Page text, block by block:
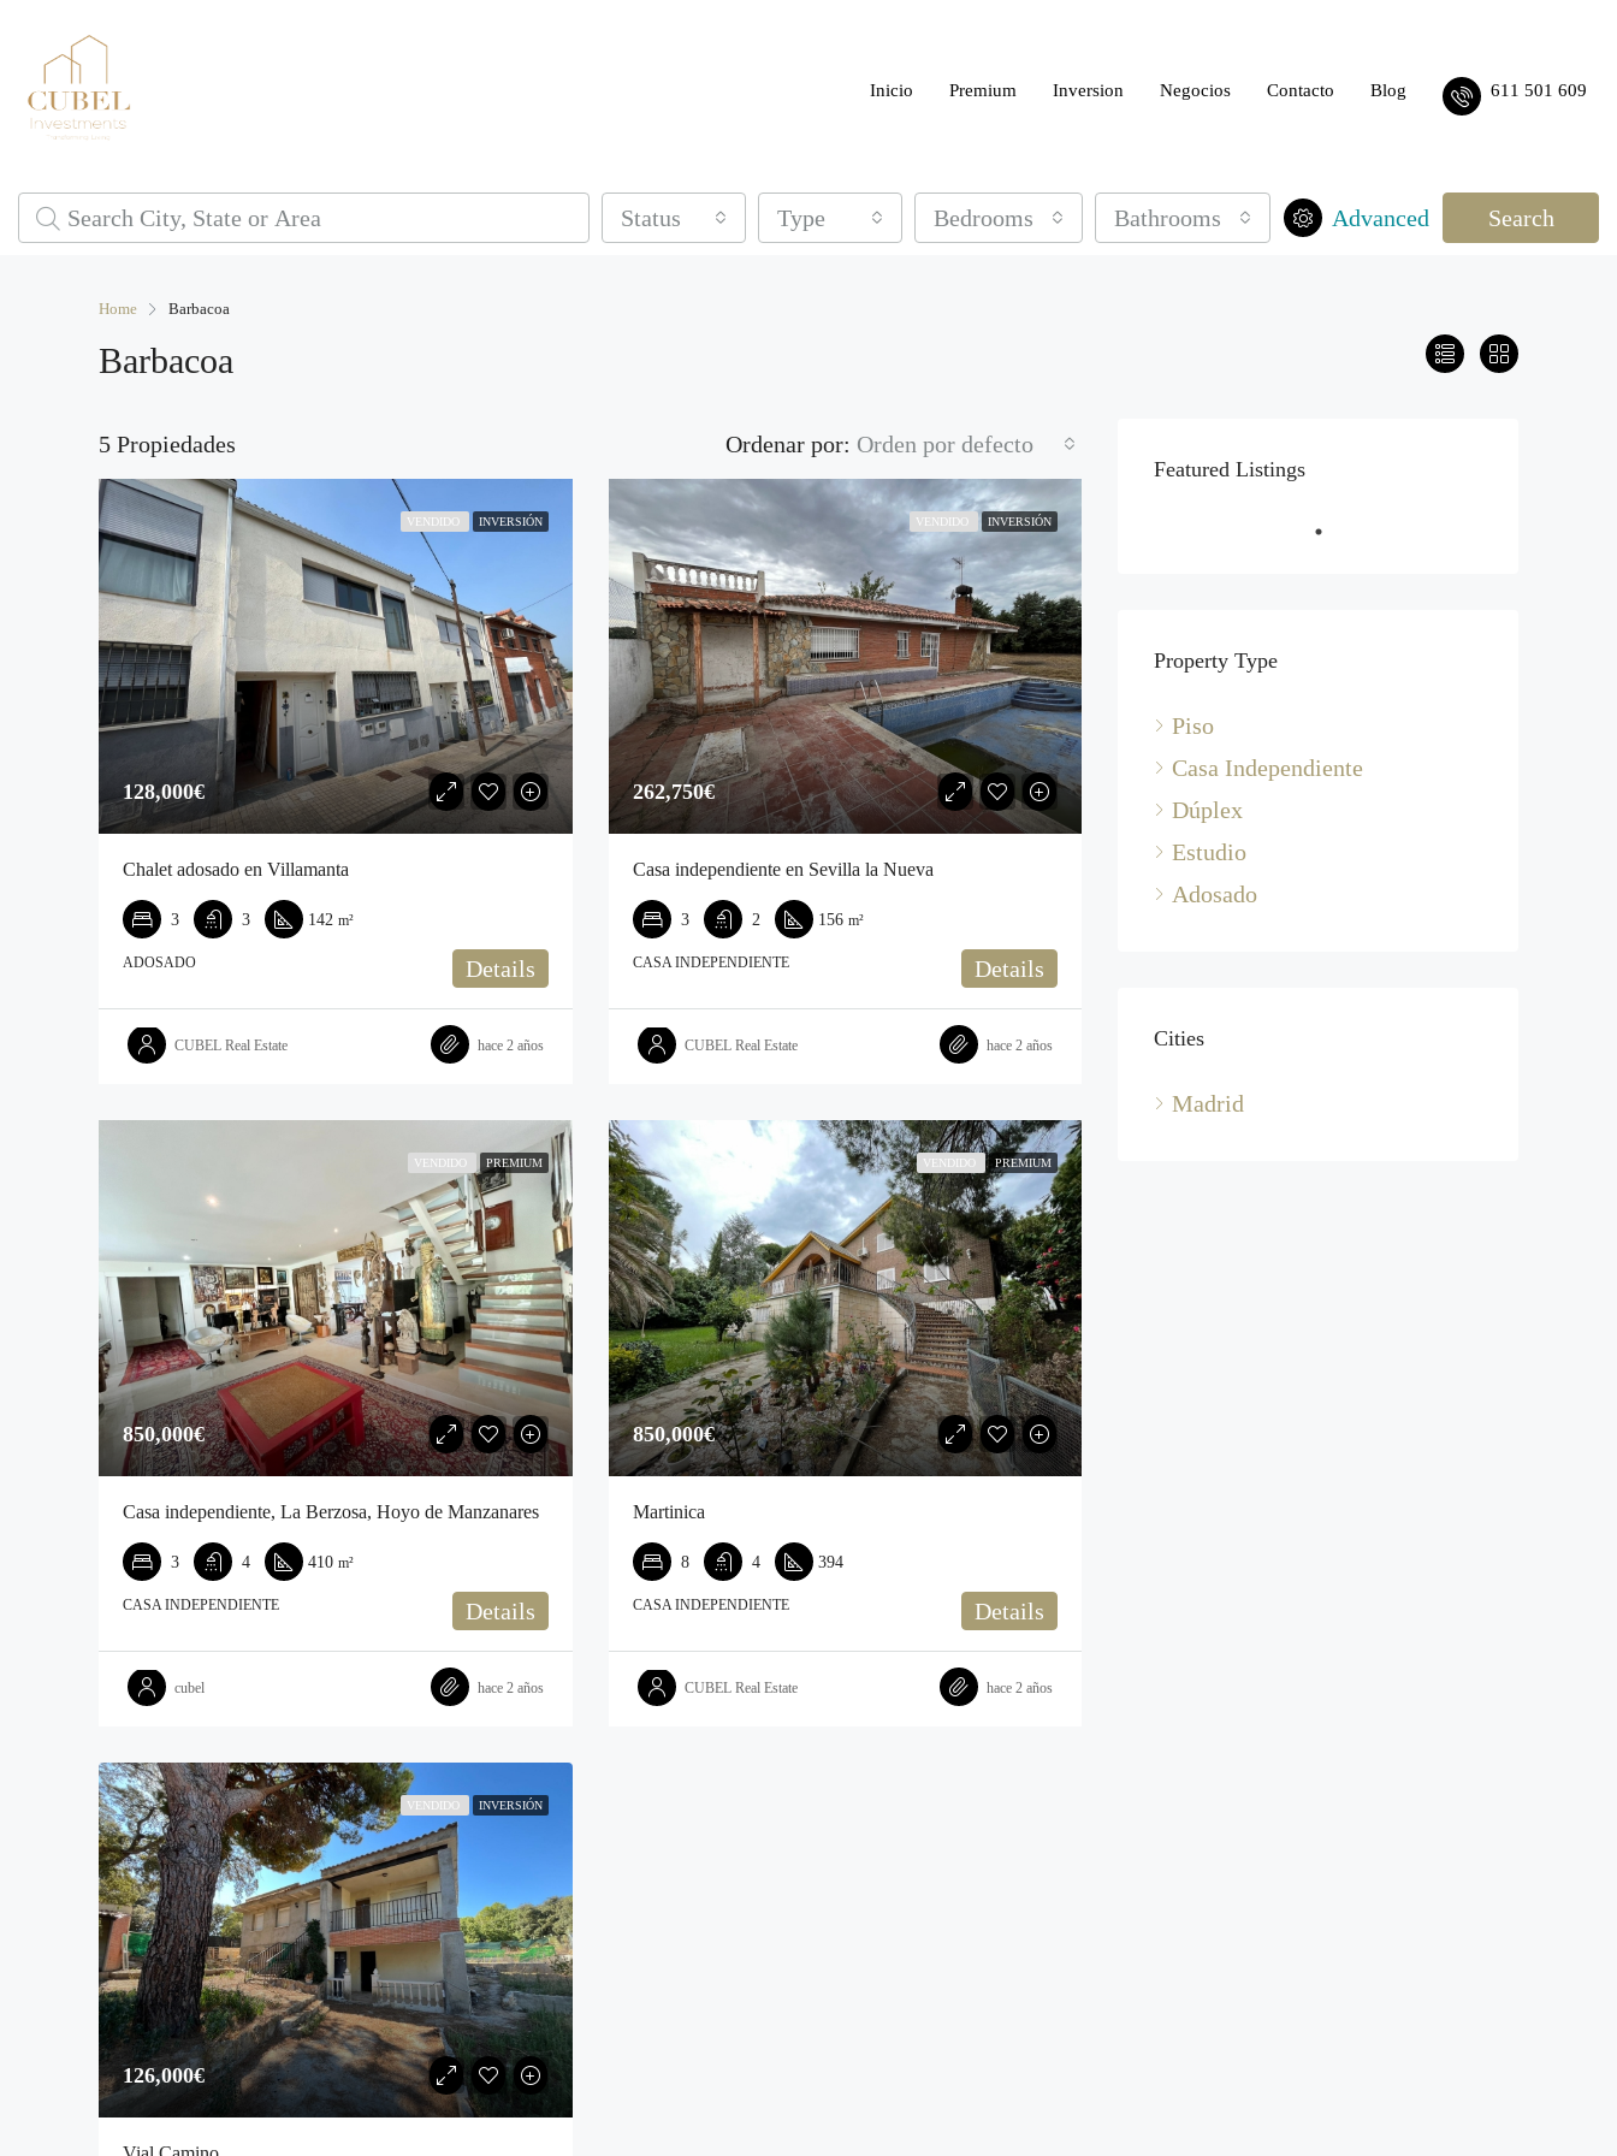
Inicio Premium Inversion Negocios Contacto Blog 611 501 609
Status Type Bedrooms Bathrooms Advanced Search
Home Barbacoa
Barbacoa
5 Propiedades Ordenar por: Orden por defecto
VENDIDO INVERSIÓN
128,000€‎
Chalet adosado en Villamanta
3 3 142 m²
ADOSADO Details
CUBEL Real Estate hace 2 años
VENDIDO INVERSIÓN
262,750€‎
Casa independiente en Sevilla la Nueva
3 2 156 m²
CASA INDEPENDIENTE Details
CUBEL Real Estate hace 2 años
VENDIDO PREMIUM
850,000€‎
Casa independiente, La Berzosa, Hoyo de Manzanares
3 4 410 m²
CASA INDEPENDIENTE Details
cubel hace 2 años
VENDIDO PREMIUM
850,000€‎
Martinica
8 4 394
CASA INDEPENDIENTE Details
CUBEL Real Estate hace 2 años
VENDIDO INVERSIÓN
126,000€‎
Featured Listings
Property Type
Piso
Casa Independiente
Dúplex
Estudio
Adosado
Cities
Madrid